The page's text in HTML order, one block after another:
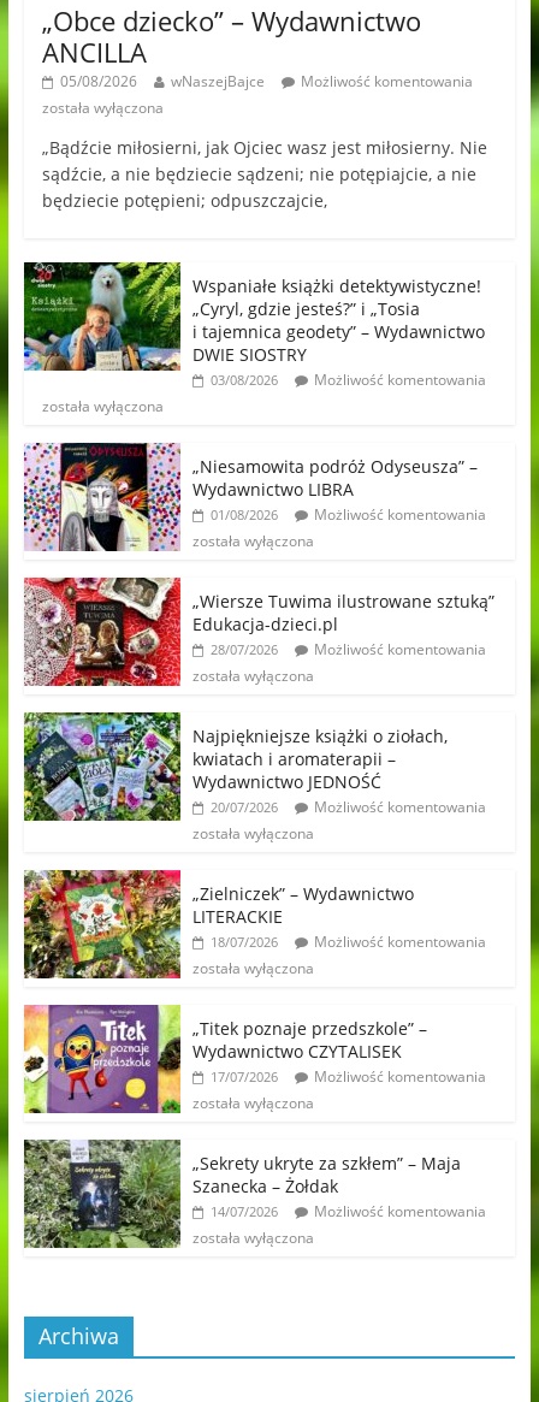
„Obce dziecko” – Wydawnictwo
ANCILLA
05/08/2026 wNaszejBajce
Możliwość komentowania
została wyłączona
„Bądźcie miłosierni, jak Ojciec wasz jest miłosierny. Nie
sądźcie, a nie będziecie sądzeni; nie potępiajcie, a nie
będziecie potępieni; odpuszczajcie,
Wspaniałe książki detektywistyczne!
„Cyryl, gdzie jesteś?” i „Tosia
i tajemnica geodety” – Wydawnictwo
DWIE SIOSTRY
03/08/2026
Możliwość komentowania
została wyłączona
„Niesamowita podróż Odyseusza” –
Wydawnictwo LIBRA
01/08/2026
Możliwość komentowania
została wyłączona
„Wiersze Tuwima ilustrowane sztuką”
Edukacja-dzieci.pl
28/07/2026
Możliwość komentowania
została wyłączona
Najpiękniejsze książki o ziołach,
kwiatach i aromaterapii –
Wydawnictwo JEDNOŚĆ
20/07/2026
Możliwość komentowania
została wyłączona
„Zielniczek” – Wydawnictwo
LITERACKIE
18/07/2026
Możliwość komentowania
została wyłączona
„Titek poznaje przedszkole” –
Wydawnictwo CZYTALISEK
17/07/2026
Możliwość komentowania
została wyłączona
„Sekrety ukryte za szkłem” – Maja
Szanecka – Żołdak
14/07/2026
Możliwość komentowania
została wyłączona
Archiwa
sierpień 2026